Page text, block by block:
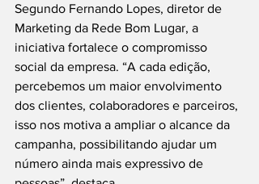
Segundo Fernando Lopes, diretor de
Marketing da Rede Bom Lugar, a
iniciativa fortalece o compromisso
social da empresa. “A cada edição,
percebemos um maior envolvimento
dos clientes, colaboradores e parceiros,
isso nos motiva a ampliar o alcance da
campanha, possibilitando ajudar um
número ainda mais expressivo de